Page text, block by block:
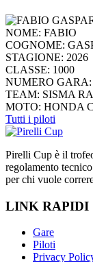
NOME: FABIO
COGNOME:
STAGIONE: 2026
CLASSE: 1000
NUMERO GARA:
TEAM: SISMA
MOTO: HONDA
Tutti i piloti
Pirelli Cup è il
regolamento
per chi vuole
LINK RAPIDI
Gare
Piloti
Privacy